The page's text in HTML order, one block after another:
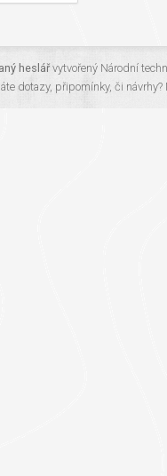
heslářvytvořený Národní
dotazy, připomínky, či návrhy?